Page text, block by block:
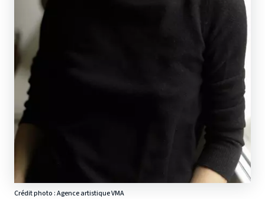
Crédit photo : Agence artistique VMA